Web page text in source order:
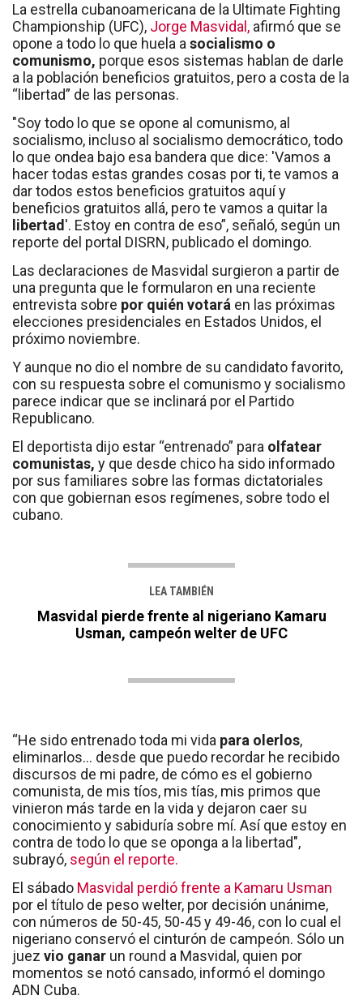
La estrella cubanoamericana de la Ultimate Fighting
Championship (UFC), Jorge Masvidal, afirmó que se
opone a todo lo que huela asocialismo o
comunismo, porque esos sistemas hablan de darle
a la población beneficios gratuitos, pero a costa de la
“libertad” de las personas.
"Soy todo lo que se opone al comunismo, al
socialismo, incluso al socialismo democrático, todo
lo que ondea bajo esa bandera que dice: 'Vamos a
hacer todas estas grandes cosas por ti, te vamos a
dar todos estos beneficios gratuitos aquí y
beneficios gratuitos allá, pero te vamos a quitar la
libertad'. Estoy en contra de eso”, señaló, según un
reporte del portal DISRN, publicado el domingo.
Las declaraciones de Masvidal surgieron a partir de
una pregunta que le formularon en una reciente
entrevista sobre por quién votará en las próximas
elecciones presidenciales en Estados Unidos, el
próximo noviembre.
Y aunque no dio el nombre de su candidato favorito,
con su respuesta sobre el comunismo y socialismo
parece indicar que se inclinará por el Partido
Republicano.
El deportista dijo estar “entrenado” para olfatear
comunistas, y que desde chico ha sido informado
por sus familiares sobre las formas dictatoriales
con que gobiernan esos regímenes, sobre todo el
cubano.
LEA TAMBIÉN
Masvidal pierde frente al nigeriano Kamaru
Usman, campeón welter de UFC
“He sido entrenado toda mi vida para olerlos,
eliminarlos... desde que puedo recordar he recibido
discursos de mi padre, de cómo es el gobierno
comunista, de mis tíos, mis tías, mis primos que
vinieron más tarde en la vida y dejaron caer su
conocimiento y sabiduría sobre mí. Así que estoy en
contra de todo lo que se oponga a la libertad",
subrayó, según el reporte.
El sábado Masvidal perdió frente a Kamaru Usman
por el título de peso welter, por decisión unánime,
con números de 50-45, 50-45 y 49-46, con lo cual el
nigeriano conservó el cinturón de campeón. Sólo un
juez vio ganar un round a Masvidal, quien por
momentos se notó cansado, informó el domingo
ADN Cuba.